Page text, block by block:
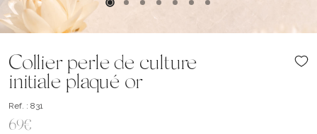
Collier perle de culture
initiale plaqué or
Ref. : 831
69€